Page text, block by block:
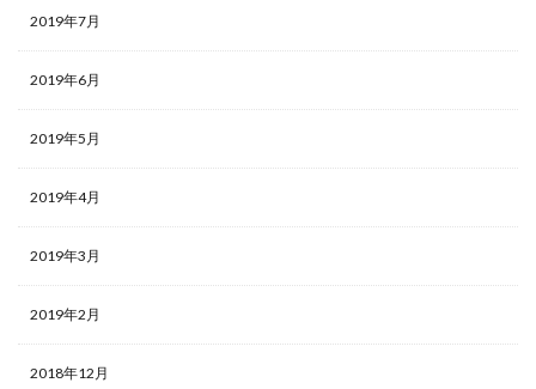
2019年7月
2019年6月
2019年5月
2019年4月
2019年3月
2019年2月
2018年12月